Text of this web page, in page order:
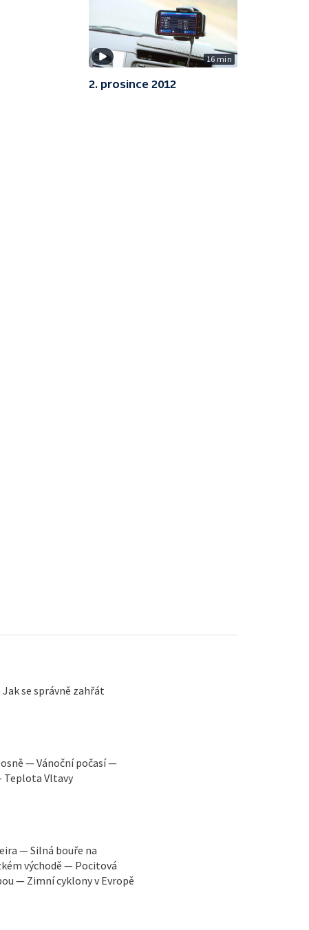
16 min
2. prosince 2012
se správně zahřát
— Vánoční počasí —
Teplota Vltavy
— Silná bouře na
východě — Pocitová
— Zimní cyklony v Evropě